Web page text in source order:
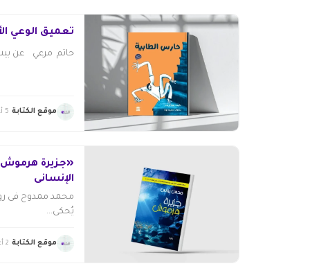
تعميق الوعي
حاتم مرعي عن
موقع الكتابة 5 أغسطس 2026
«جزيرة
الإنسانى
محمد ممدوح فى
يُحكى...
موقع الكتابة 2 أغسطس 2026